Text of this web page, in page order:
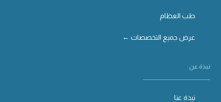
طب العظام
عرض جميع التخصصات ←
نبذة عن
نبذة عنا